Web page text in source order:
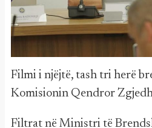
Filmi i njëjtë, tash tri herë
Komisionin Qendror
Filtrat në Ministri të